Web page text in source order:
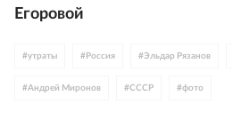
Егоровой
#утраты # Россия #Эльдар Рязанов
#Андрей Миронов #СССР #фото